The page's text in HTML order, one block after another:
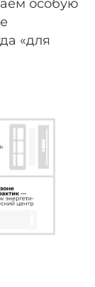
особую
«для